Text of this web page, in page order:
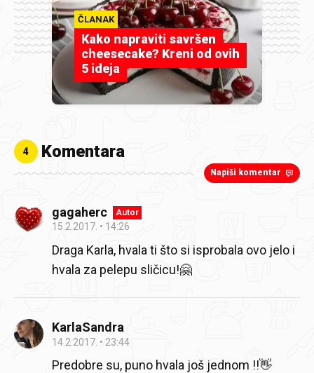
ČLANAK
Kako napraviti savršen
cheesecake? Kreni od ovih
5 ideja
4 Komentara
Napiši komentar
gagaherc Autor
15.2.2017. 14:26
Draga Karla, hvala ti što si isprobala ovo jelo i
hvala za pelepu sličicu!🤗
KarlaSandra
14.2.2017. 23:44
Predobre su, puno hvala još jednom !!👋